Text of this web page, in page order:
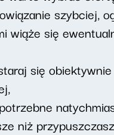
szybciej,
wiąże się
się
niż